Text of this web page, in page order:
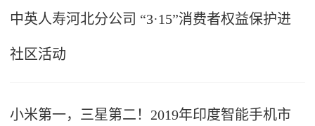
中英人寿河北分公司 “3·15”消费者权益保护进
社区活动
小米第一，三星第二！2019年印度智能手机市